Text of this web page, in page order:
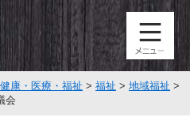
健康・医療・福祉 > 福祉 > 地域福祉 >
会